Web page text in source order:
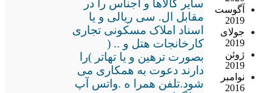
آگوست
2019
جولای
2019
ژوئن
2019
نوامبر
2016
سایر کالاها و اجناس را در
مقابل ال. سی ریالی و یا
اسناد املاک مسکونی تجاری
کارخانجات هتل و .. (
بصورت ترهین و یا تهاتر )را
دارند دعوت به همکاری می
شود.تلفن همرا ه .واتس آپ